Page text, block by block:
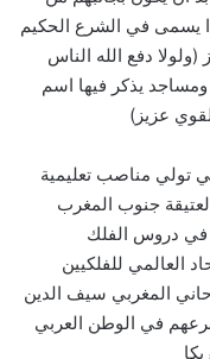
يسمى في الشرع الحكيم
(ولولا دفع الله الناس
يذكر فيها اسم
عزيز)
تولي مناصب تعليمية
جنوب المغرب
في دروس الفلك
العالمي للفلكيين
المغربي سيف الدين
في الوطن العربي